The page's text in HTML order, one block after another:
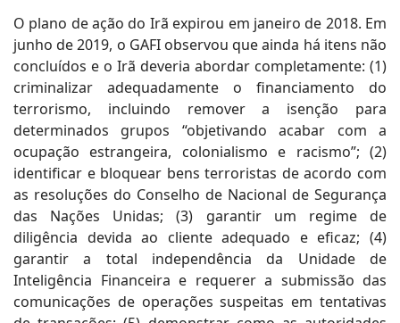
O plano de ação do Irã expirou em janeiro de 2018. Em
junho de 2019, o GAFI observou que ainda há itens não
concluídos e o Irã deveria abordar completamente: (1)
criminalizar adequadamente o financiamento do
terrorismo, incluindo remover a isenção para
determinados grupos “objetivando acabar com a
ocupação estrangeira, colonialismo e racismo”; (2)
identificar e bloquear bens terroristas de acordo com
as resoluções do Conselho de Nacional de Segurança
das Nações Unidas; (3) garantir um regime de
diligência devida ao cliente adequado e eficaz; (4)
garantir a total independência da Unidade de
Inteligência Financeira e requerer a submissão das
comunicações de operações suspeitas em tentativas